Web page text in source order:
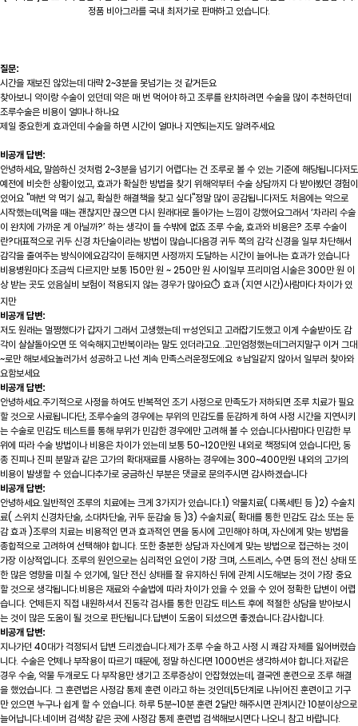
정품 비아그라를 국내 최저가로 판매하고 있습니다.
질문:
시간을 재보진 않았는데 대략 2~3분을 못넘기는 것 같거든요
찾아보니 약이랑 수술이 있던데 약은 매 번 먹어야 하고 조루를 완치하려면 수술을 많이 추천하던데
조루수술은 비용이 얼마나 하나요
제일 중요한게 효과인데 수술을 하면 시간이 얼마나 지연되는지도 알려주세요
비공개 답변:
안녕하세요, 말씀하신 것처럼 2~3분을 넘기기 어렵다는 건 조루로 볼 수 있는 기준에 해당됩니다저도
예전에 비슷한 상황이었고, 효과가 확실한 방법을 찾기 위해약부터 수술 상담까지 다 받아봤던 경험이
있어요 "매번 약 먹기 싫고, 확실한 해결책을 찾고 싶다"정말 많이 공감됩니다저도 처음에는 약으로
시작했는데,먹을 때는 괜찮지만 끊으면 다시 원래대로 돌아가는 느낌이 강했어요그래서 ‘차라리 수술
이 완치에 가까운 게 아닐까?’ 하는 생각이 들 수밖에 없죠 조루 수술, 효과와 비용은? 조루 수술이
란?대표적으로 귀두 신경 차단술이라는 방법이 많습니다음경 귀두 쪽의 감각 신경을 일부 차단해서
감각을 줄여주는 방식이에요감각이 둔해지면 사정까지 도달하는 시간이 늘어나는 효과가 있습니다
비용병원마다 조금씩 다르지만 보통 150만 원 ~ 250만 원 사이일부 프리미엄 시술은 300만 원 이
상 받는 곳도 있음실비 보험이 적용되지 않는 경우가 많아요⏱️ 효과 (지연 시간)사람마다 차이가 있
지만
비공개 답변:
저도 원래는 멀쩡했다가 갑자기 그래서 고생했는데 ㅠ성인되고 고래잡기도했고 이게 수술받아도 감
각이 살살돌아오면 또 익숙해지고반복이라는 말도 있더라고요..고민엄청했는데그러지말구 이거 그대
~로만 해보세요놀러가서 성공하고 나선 계속 만족스러운정도에요 ㅎ남일같지 않아서 일부러 찾아와
요함보세요
비공개 답변:
안녕하세요.주기적으로 사정을 하여도 반복적인 조기 사정으로 만족도가 저하되면 조루 치료가 필요
할 것으로 사료됩니다단, 조루수술의 경우에는 부위의 민감도를 둔감하게 하여 사정 시간을 지연시키
는 수술로 민감도 테스트를 통해 부위가 민감한 경우에만 고려해 볼 수 있습니다사람마다 민감한 부
위에 따라 수술 방법이나 비용은 차이가 있는데 보통 50~120만원 내외로 책정되여 있습니다만, 동
종 진피나 진피 분말과 같은 고가의 확대재료를 사용하는 경우에는 300~400만원 내외의 고가의
비용이 발생할 수 있습니다추가로 궁금하신 부분은 댓글로 문의주시면 감사하겠습니다
비공개 답변:
안녕하세요.일반적인 조루의 치료에는 크게 3가지가 있습니다.1) 약물치료( 다폭세틴 등 )2) 수술치
료( 스위치 신경차단술, 소대차단술, 귀두 둔감술 등 )3) 수술치료( 확대를 통한 민감도 감소 또는 둔
감 효과 )조루의 치료는 비용적인 면과 효과적인 면을 동시에 고민해야 하며, 자신에게 맞는 방법을
종합적으로 고려하여 선택해야 합니다. 또한 충분한 상담과 자신에게 맞는 방법으로 접근하는 것이
가장 이상적입니다. 조루의 원인으로는 심리적인 요인이 가장 크며, 스트레스, 수면 등의 전신 상태 또
한 많은 영향을 미칠 수 있기에, 일단 전신 상태를 잘 유지하신 뒤에 관계 시도해보는 것이 가장 중요
할 것으로 생각됩니다.비용은 재료와 수술법에 따라 차이가 있을 수 있을 수 있어 정확한 답변이 어렵
습니다. 언제든지 직접 내원하셔서 진동각 검사를 통한 민감도 테스트 후에 적절한 상담을 받아보시
는 것이 많은 도움이 될 것으로 판단됩니다.답변이 도움이 되셨으면 좋겠습니다.감사합니다.
비공개 답변:
지나가던 40대가 걱정되서 답변 드리겠습니다.제가 조루 수술 하고 사정 시 쾌감 자체를 잃어버렸습
니다. 수술은 언제나 부작용이 따르기 때문에, 정말 하신다면 1000번은 생각하셔야 합니다.저같은
경우 수술, 약물 두개로도 다 부작용만 생기고 조루증상이 안잡혔었는데, 결국엔 훈련으로 조루 해결
을 했었습니다. 그 훈련법은 사정감 통제 훈련 이라고 하는 것인데,5단계로 나뉘어진 훈련이고 기구
만 있으면 누구나 쉽게 할 수 있습니다. 하루 5분~10분 훈련 2달만 해주시면 관계시간 10분이상으로
늘어납니다.네이버 검색창 같은 곳에 사정감 통제 훈련법 검색해보시면다 나오니 참고 바랍니다.